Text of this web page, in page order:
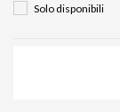
Solo disponibili